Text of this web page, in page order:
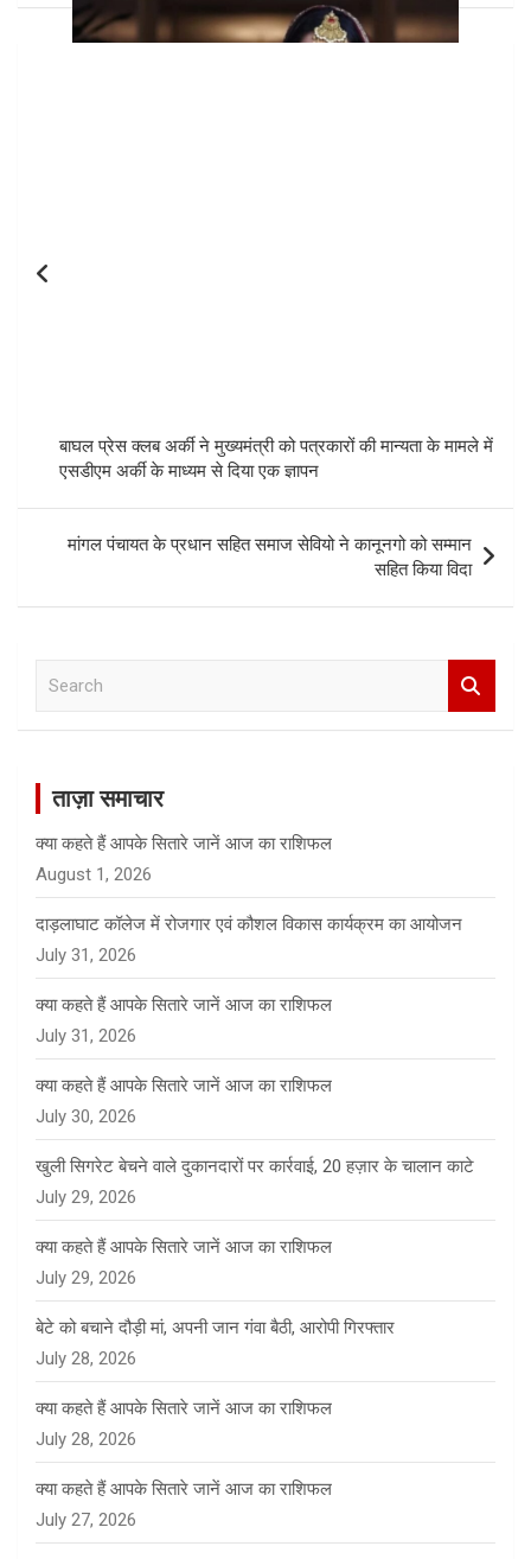
बाघल प्रेस क्लब अर्की ने मुख्यमंत्री को पत्रकारों की मान्यता के मामले में
एसडीएम अर्की के माध्यम से दिया एक ज्ञापन
मांगल पंचायत के प्रधान सहित समाज सेवियो ने कानूनगो को सम्मान
सहित किया विदा
ताज़ा समाचार
क्या कहते हैं आपके सितारे जानें आज का राशिफल
August 1, 2026
दाड़लाघाट कॉलेज में रोजगार एवं कौशल विकास कार्यक्रम का आयोजन
July 31, 2026
क्या कहते हैं आपके सितारे जानें आज का राशिफल
July 31, 2026
क्या कहते हैं आपके सितारे जानें आज का राशिफल
July 30, 2026
खुली सिगरेट बेचने वाले दुकानदारों पर कार्रवाई, 20 हज़ार के चालान काटे
July 29, 2026
क्या कहते हैं आपके सितारे जानें आज का राशिफल
July 29, 2026
बेटे को बचाने दौड़ी मां, अपनी जान गंवा बैठी, आरोपी गिरफ्तार
July 28, 2026
क्या कहते हैं आपके सितारे जानें आज का राशिफल
July 28, 2026
क्या कहते हैं आपके सितारे जानें आज का राशिफल
July 27, 2026